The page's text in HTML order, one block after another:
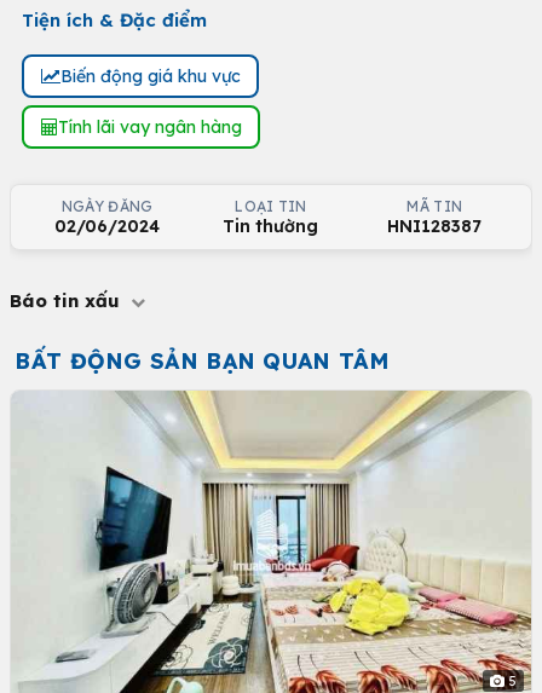
Tiện ích & Đặc điểm
Biến động giá khu vực
Tính lãi vay ngân hàng
NGÀY ĐĂNG
02/06/2024
LOẠI TIN
Tin thường
MÃ TIN
HNI128387
Báo tin xấu
BẤT ĐỘNG SẢN BẠN QUAN TÂM
5